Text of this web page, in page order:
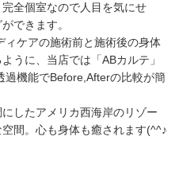
全個室なので人目を気にせ
できます。
ィケアの施術前と施術後の身体
うに、当店では「ABカルテ」
過機能でBefore,Afterの比較が簡
したアメリカ西海岸のリゾー
間。心も身体も癒されます(^^♪